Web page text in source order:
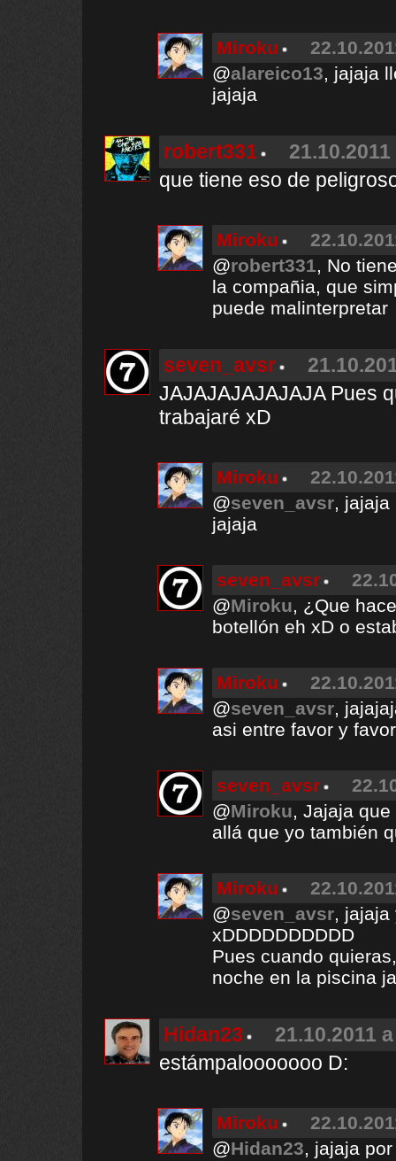
Miroku
@alareico13, jajaja
jajaja
robert331
que tiene eso de
Miroku
@robert331, No
la compañia, que
puede malinterpretar
seven_avsr
JAJAJAJAJAJAJA Pues
trabajaré xD
Miroku
@seven_avsr, jajaja
jajaja
seven_avsr
@Miroku, ¿Que
botellón eh xD o
Miroku
@seven_avsr,
asi entre favor y
seven_avsr
@Miroku, Jajaja
allá que yo también
Miroku
@seven_avsr, jajaja
xDDDDDDDDDD
Pues cuando
noche en la piscina
Hidan23
21.10.2011
estámpalooooooo D:
Miroku
@Hidan23, jajaja